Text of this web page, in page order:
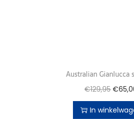
Australian Gianlucca
€129,95 €
In